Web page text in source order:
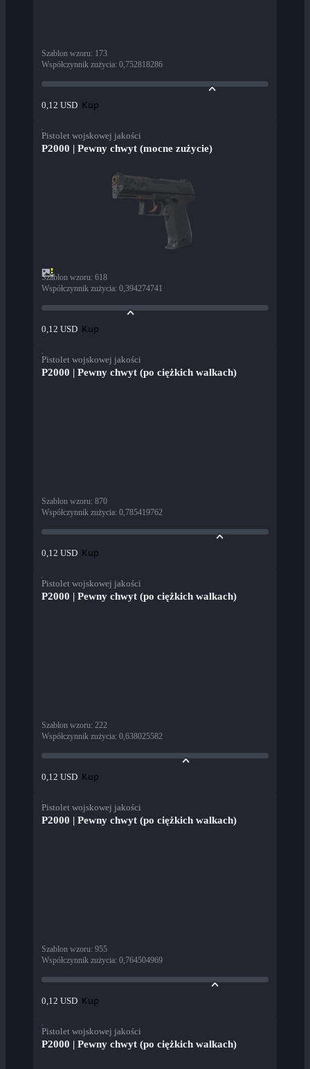
Szablon wzoru: 173
Współczynnik zużycia: 0,752818286
0,12 USD Kup
Pistolet wojskowej jakości
P2000 | Pewny chwyt (mocne zużycie)
Szablon wzoru: 618
Współczynnik zużycia: 0,394274741
0,12 USD Kup
Pistolet wojskowej jakości
P2000 | Pewny chwyt (po ciężkich walkach)
Szablon wzoru: 870
Współczynnik zużycia: 0,785419762
0,12 USD Kup
Pistolet wojskowej jakości
P2000 | Pewny chwyt (po ciężkich walkach)
Szablon wzoru: 222
Współczynnik zużycia: 0,638025582
0,12 USD Kup
Pistolet wojskowej jakości
P2000 | Pewny chwyt (po ciężkich walkach)
Szablon wzoru: 955
Współczynnik zużycia: 0,764504969
0,12 USD Kup
Pistolet wojskowej jakości
P2000 | Pewny chwyt (po ciężkich walkach)